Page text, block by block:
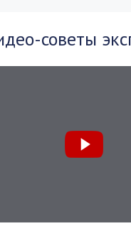
советы